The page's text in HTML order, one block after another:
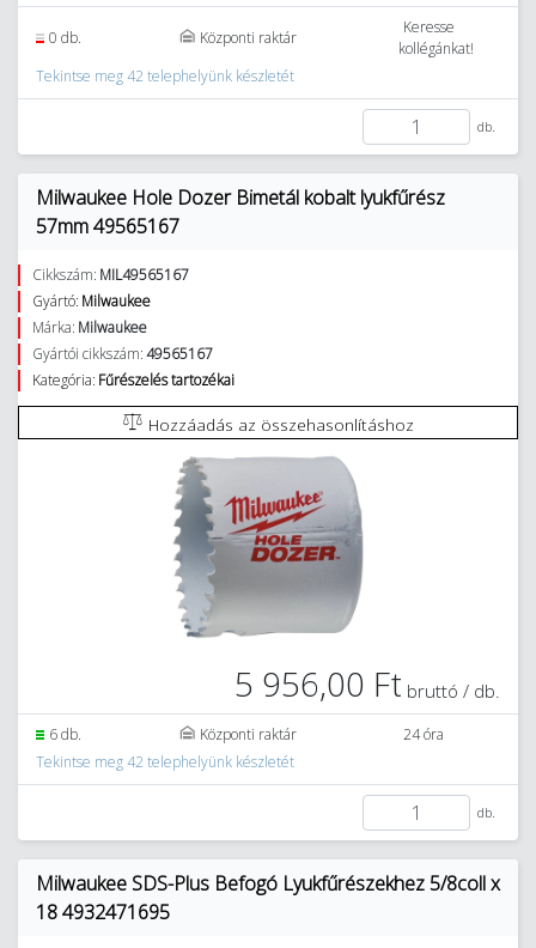
0 db. Központi raktár
Keresse
kollégánkat!
Tekintse meg 42 telephelyünk készletét
db.
Milwaukee Hole Dozer Bimetál kobalt lyukfűrész
57mm 49565167
Cikkszám: MIL49565167
Gyártó: Milwaukee
Márka: Milwaukee
Gyártói cikkszám:49565167
Kategória: Fűrészelés tartozékai
Hozzáadás az összehasonlításhoz
5 956,00 Ft bruttó / db.
6 db. Központi raktár
24 óra
Tekintse meg 42 telephelyünk készletét
db.
Milwaukee SDS-Plus Befogó Lyukfűrészekhez 5/8coll x
18 4932471695